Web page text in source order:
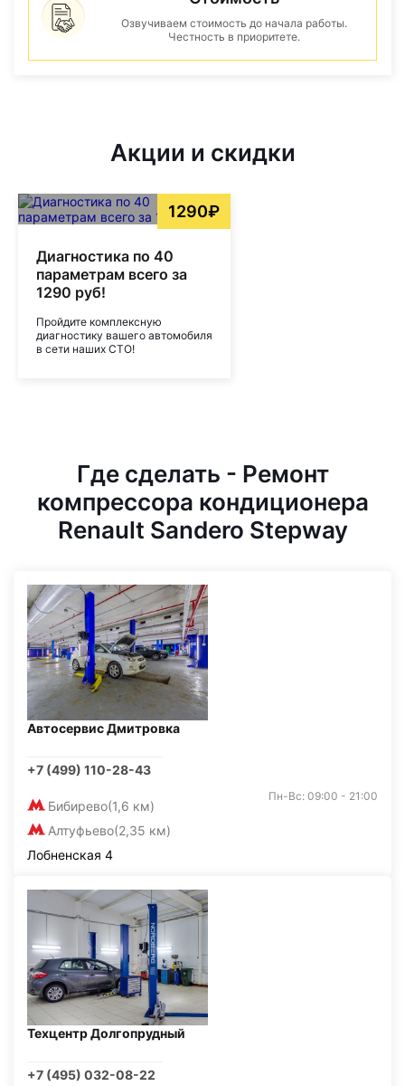
Озвучиваем стоимость до начала работы.
Честность в приоритете.
Акции и скидки
1290₽
Диагностика по 40
параметрам всего за
1290 руб!
Пройдите комплексную
диагностику вашего автомобиля
в сети наших СТО!
Где сделать - Ремонт
компрессора кондиционера
Renault Sandero Stepway
Автосервис Дмитровка
+7 (499) 110-28-43
Бибирево(1,6 км)
Алтуфьево(2,35 км)
Пн-Вс: 09:00 - 21:00
Лобненская 4
Техцентр Долгопрудный
+7 (495) 032-08-22